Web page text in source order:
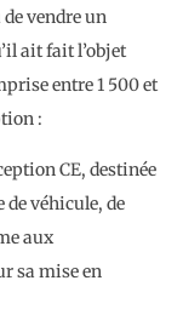
vendre un
ait fait l’objet
entre 1 500 et
:
CE, destinée
de véhicule, de
aux
sa mise en